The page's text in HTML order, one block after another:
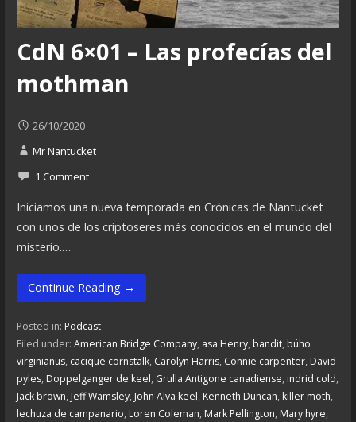
CdN 6×01 – Las profecías del
mothman
26/10/2020
Mr Nantucket
1 Comment
Iniciamos una nueva temporada en Crónicas de Nantucket
con unos de los criptoseres más conocidos en el mundo del
misterio.…
Continue Reading →
Posted in: Podcast
Filed under: American Bridge Company, asa Henry, bandit, búho
virginianus, cacique cornstalk, Carolyn Harris, Connie carpenter, David
pyles, Doppelganger de keel, Grulla Antigone canadiense, indrid cold,
Jack brown, Jeff Wamsley, John Alva keel, Kenneth Duncan, killer moth,
lechuza de campanario, Loren Coleman, Mark Pellington, Mary hyre,